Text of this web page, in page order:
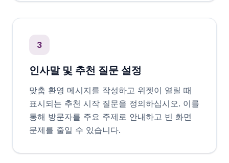
3
인사말 및 추천 질문 설정
맞춤 환영 메시지를 작성하고 위젯이 열릴 때
표시되는 추천 시작 질문을 정의하십시오. 이를
통해 방문자를 주요 주제로 안내하고 빈 화면
문제를 줄일 수 있습니다.